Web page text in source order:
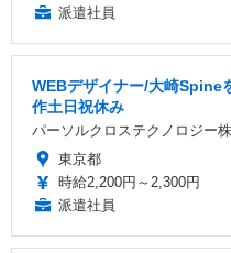
派遣社員
WEBデザイナー/大崎Spine
作土日祝休み
パーソルクロステクノロジー
東京都
時給2,200円～2,300円
派遣社員